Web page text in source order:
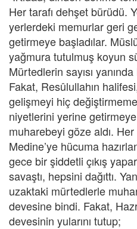
Her tarafı dehşet bürüdü.
yerlerdeki memurlar geri
getirmeye başladılar.
yağmura tutulmuş koyun
Mürtedlerin sayısı
Fakat, Resûlullahın
gelişmeyi hiç
niyetlerini yerine
muharebeyi göze aldı.
Medine’ye hücuma
gece bir şiddetli çıkış
savaştı, hepsini dağıttı.
uzaktaki mürtedlerle
devesine bindi. Fakat,
devesinin yularını tutup;